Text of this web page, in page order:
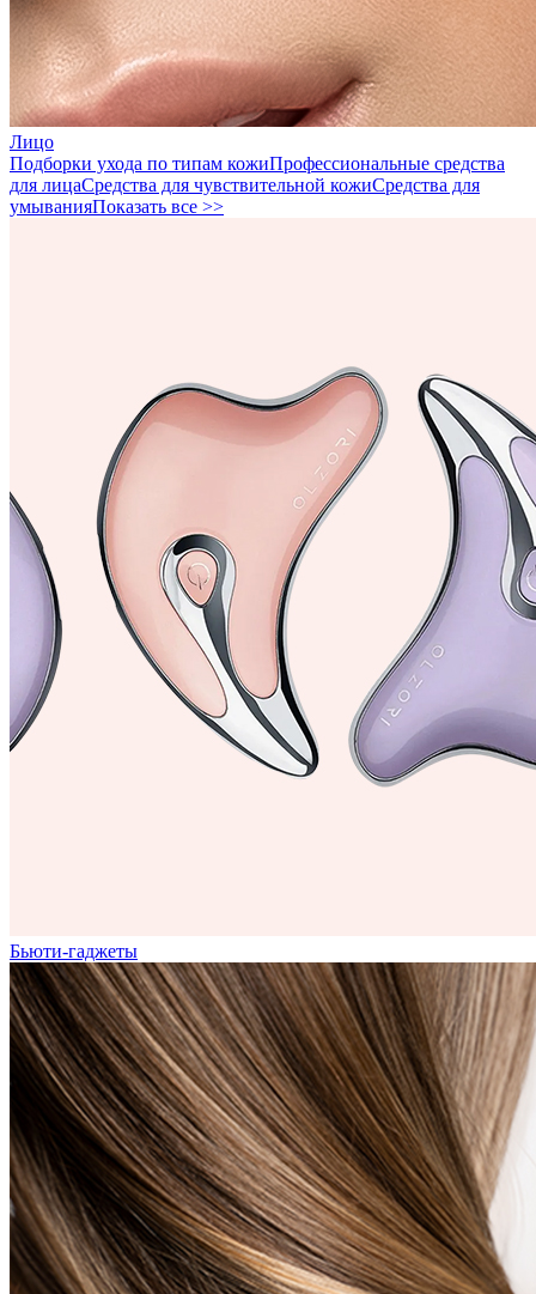
Лицо
Подборки ухода по типам кожиПрофессиональные средства
для лицаСредства для чувствительной кожиСредства для
умыванияПоказать все >>
Бьюти-гаджеты